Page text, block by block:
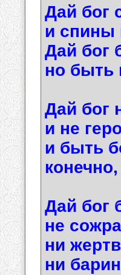
Дай бог
и спины
Дай бог
но быть
Дай бог
и не
и быть
Дай бог
не
ни
ни